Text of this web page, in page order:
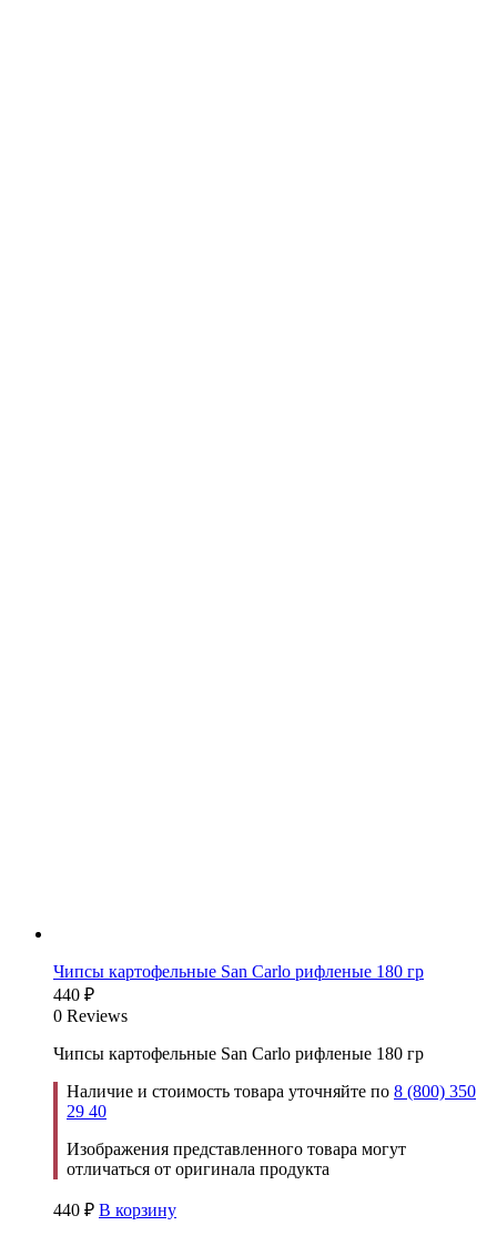
Чипсы картофельные San Carlo рифленые 180 гр
440 ₽
0 Reviews
Чипсы картофельные San Carlo рифленые 180 гр
Наличие и стоимость товара уточняйте по 8 (800) 350
29 40
Изображения представленного товара могут
отличаться от оригинала продукта
440 ₽ В корзину